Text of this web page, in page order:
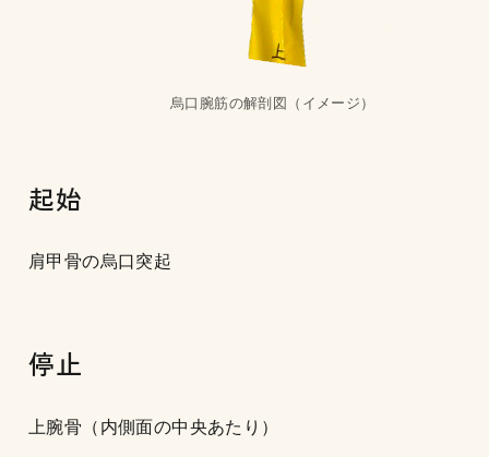
烏口腕筋の解剖図（イメージ）
起始
肩甲骨の烏口突起
停止
上腕骨（内側面の中央あたり）